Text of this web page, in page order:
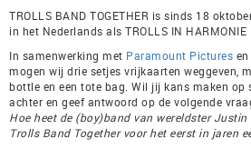
TROLLS BAND TOGETHER is sinds 18
in het Nederlands als TROLLS IN HARMONIE
In samenwerking met Paramount Pictures en
mogen wij drie setjes vrijkaarten weggeven,
bottle en een tote bag. Wil jij kans maken op
achter en geef antwoord op de volgende
Hoe heet de (boy)band van wereldster
Trolls Band Together voor het eerst in jaren